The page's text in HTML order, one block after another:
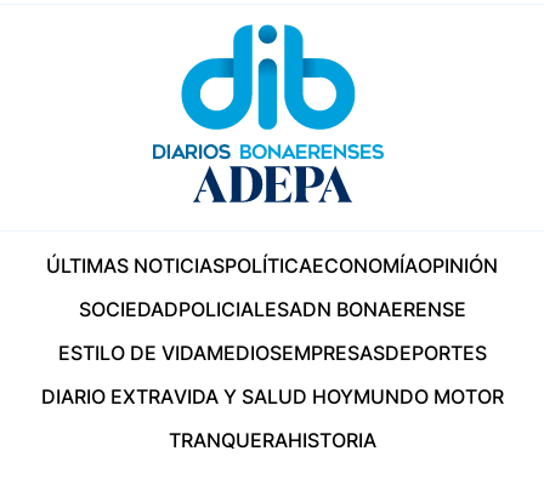
ÚLTIMAS NOTICIASPOLÍTICAECONOMÍAOPINIÓN
SOCIEDADPOLICIALESADN BONAERENSE
ESTILO DE VIDAMEDIOSEMPRESASDEPORTES
DIARIO EXTRAVIDA Y SALUD HOYMUNDO MOTOR
TRANQUERAHISTORIA